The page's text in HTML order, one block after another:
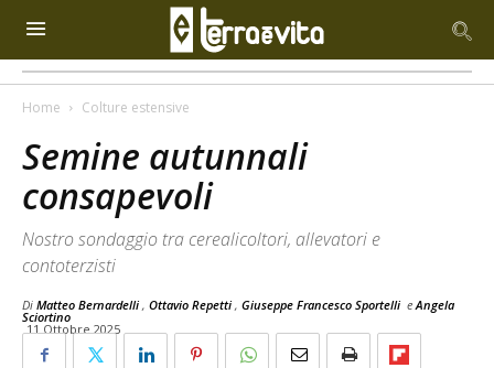
Home Colture estensive
Semine autunnali
consapevoli
Nostro sondaggio tra cerealicoltori, allevatori e
contoterzisti
Di Matteo Bernardelli , Ottavio Repetti , Giuseppe Francesco Sportelli eAngela
Sciortino
11 Ottobre 2025